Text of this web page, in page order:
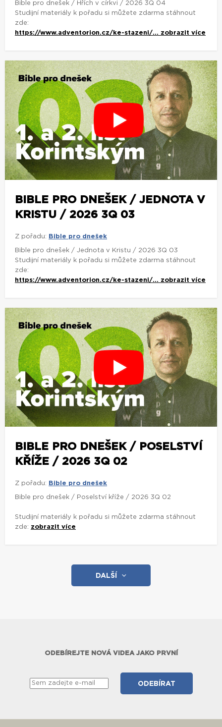
Bible pro dnešek / Hřích v církvi / 2026 3Q 04
Studijní materiály k pořadu si můžete zdarma stáhnout
zde:
https://www.adventorion.cz/ke-stazeni/... zobrazit více
BIBLE PRO DNEŠEK / JEDNOTA V
KRISTU / 2026 3Q 03
Z pořadu: Bible pro dnešek
Bible pro dnešek / Jednota v Kristu / 2026 3Q 03
Studijní materiály k pořadu si můžete zdarma stáhnout
zde:
https://www.adventorion.cz/ke-stazeni/... zobrazit více
BIBLE PRO DNEŠEK / POSELSTVÍ
KŘÍŽE / 2026 3Q 02
Z pořadu: Bible pro dnešek
Bible pro dnešek / Poselství kříže / 2026 3Q 02
Studijní materiály k pořadu si můžete zdarma stáhnout
zde: zobrazit více
DALŠÍ
ODEBÍREJTE NOVÁ VIDEA JAKO PRVNÍ